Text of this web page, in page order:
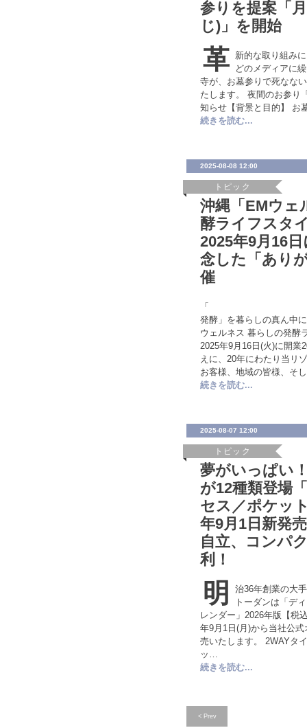
参りを提案「
じ)」を開始
革
新的な取り組み
どのメディアに
寺が、お墓参りで死なな
たします。 夜間のお参り
知らせ【背景と目的】 お
続きを読む...
2025-08-08 12:00
トピック
沖縄「EMウェ
酵ライフスタ
2025年9月16
念した「あり
催
「
発酵」を暮らしの真ん中
ウェルネス 暮らしの発酵
2025年9月16日(火)に開業
えに、20年にわたり当リ
お客様、地域の皆様、そ
続きを読む...
2025-08-07 12:00
トピック
夢がいっぱい
が12種類登場
セス／ポケッ
年9月1日新発
自立、コンパ
利！
明
治36年創業の大
トーダンは「デ
レンダー」2026年版【税
年9月1日(月)から当社公
売いたします。 2WAYタ
ッ…
続きを読む...
< Prev